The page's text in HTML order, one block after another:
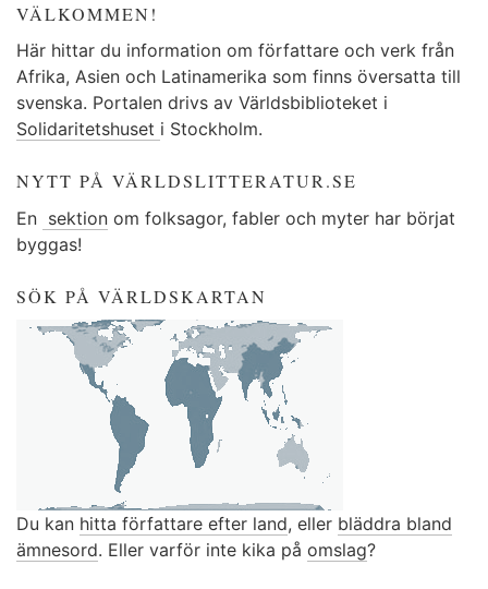
VÄLKOMMEN!
Här hittar du information om författare och verk från
Afrika, Asien och Latinamerika som finns översatta till
svenska. Portalen drivs av Världsbiblioteket i
Solidaritetshuset i Stockholm.
NYTT PÅ VÄRLDSLITTERATUR.SE
En sektion om folksagor, fabler och myter har börjat
byggas!
SÖK PÅ VÄRLDSKARTAN
Du kan hitta författare efter land, eller bläddra bland
ämnesord. Eller varför inte kika på omslag?